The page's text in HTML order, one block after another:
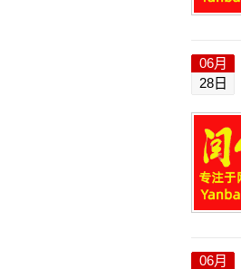
06月
28日
06月